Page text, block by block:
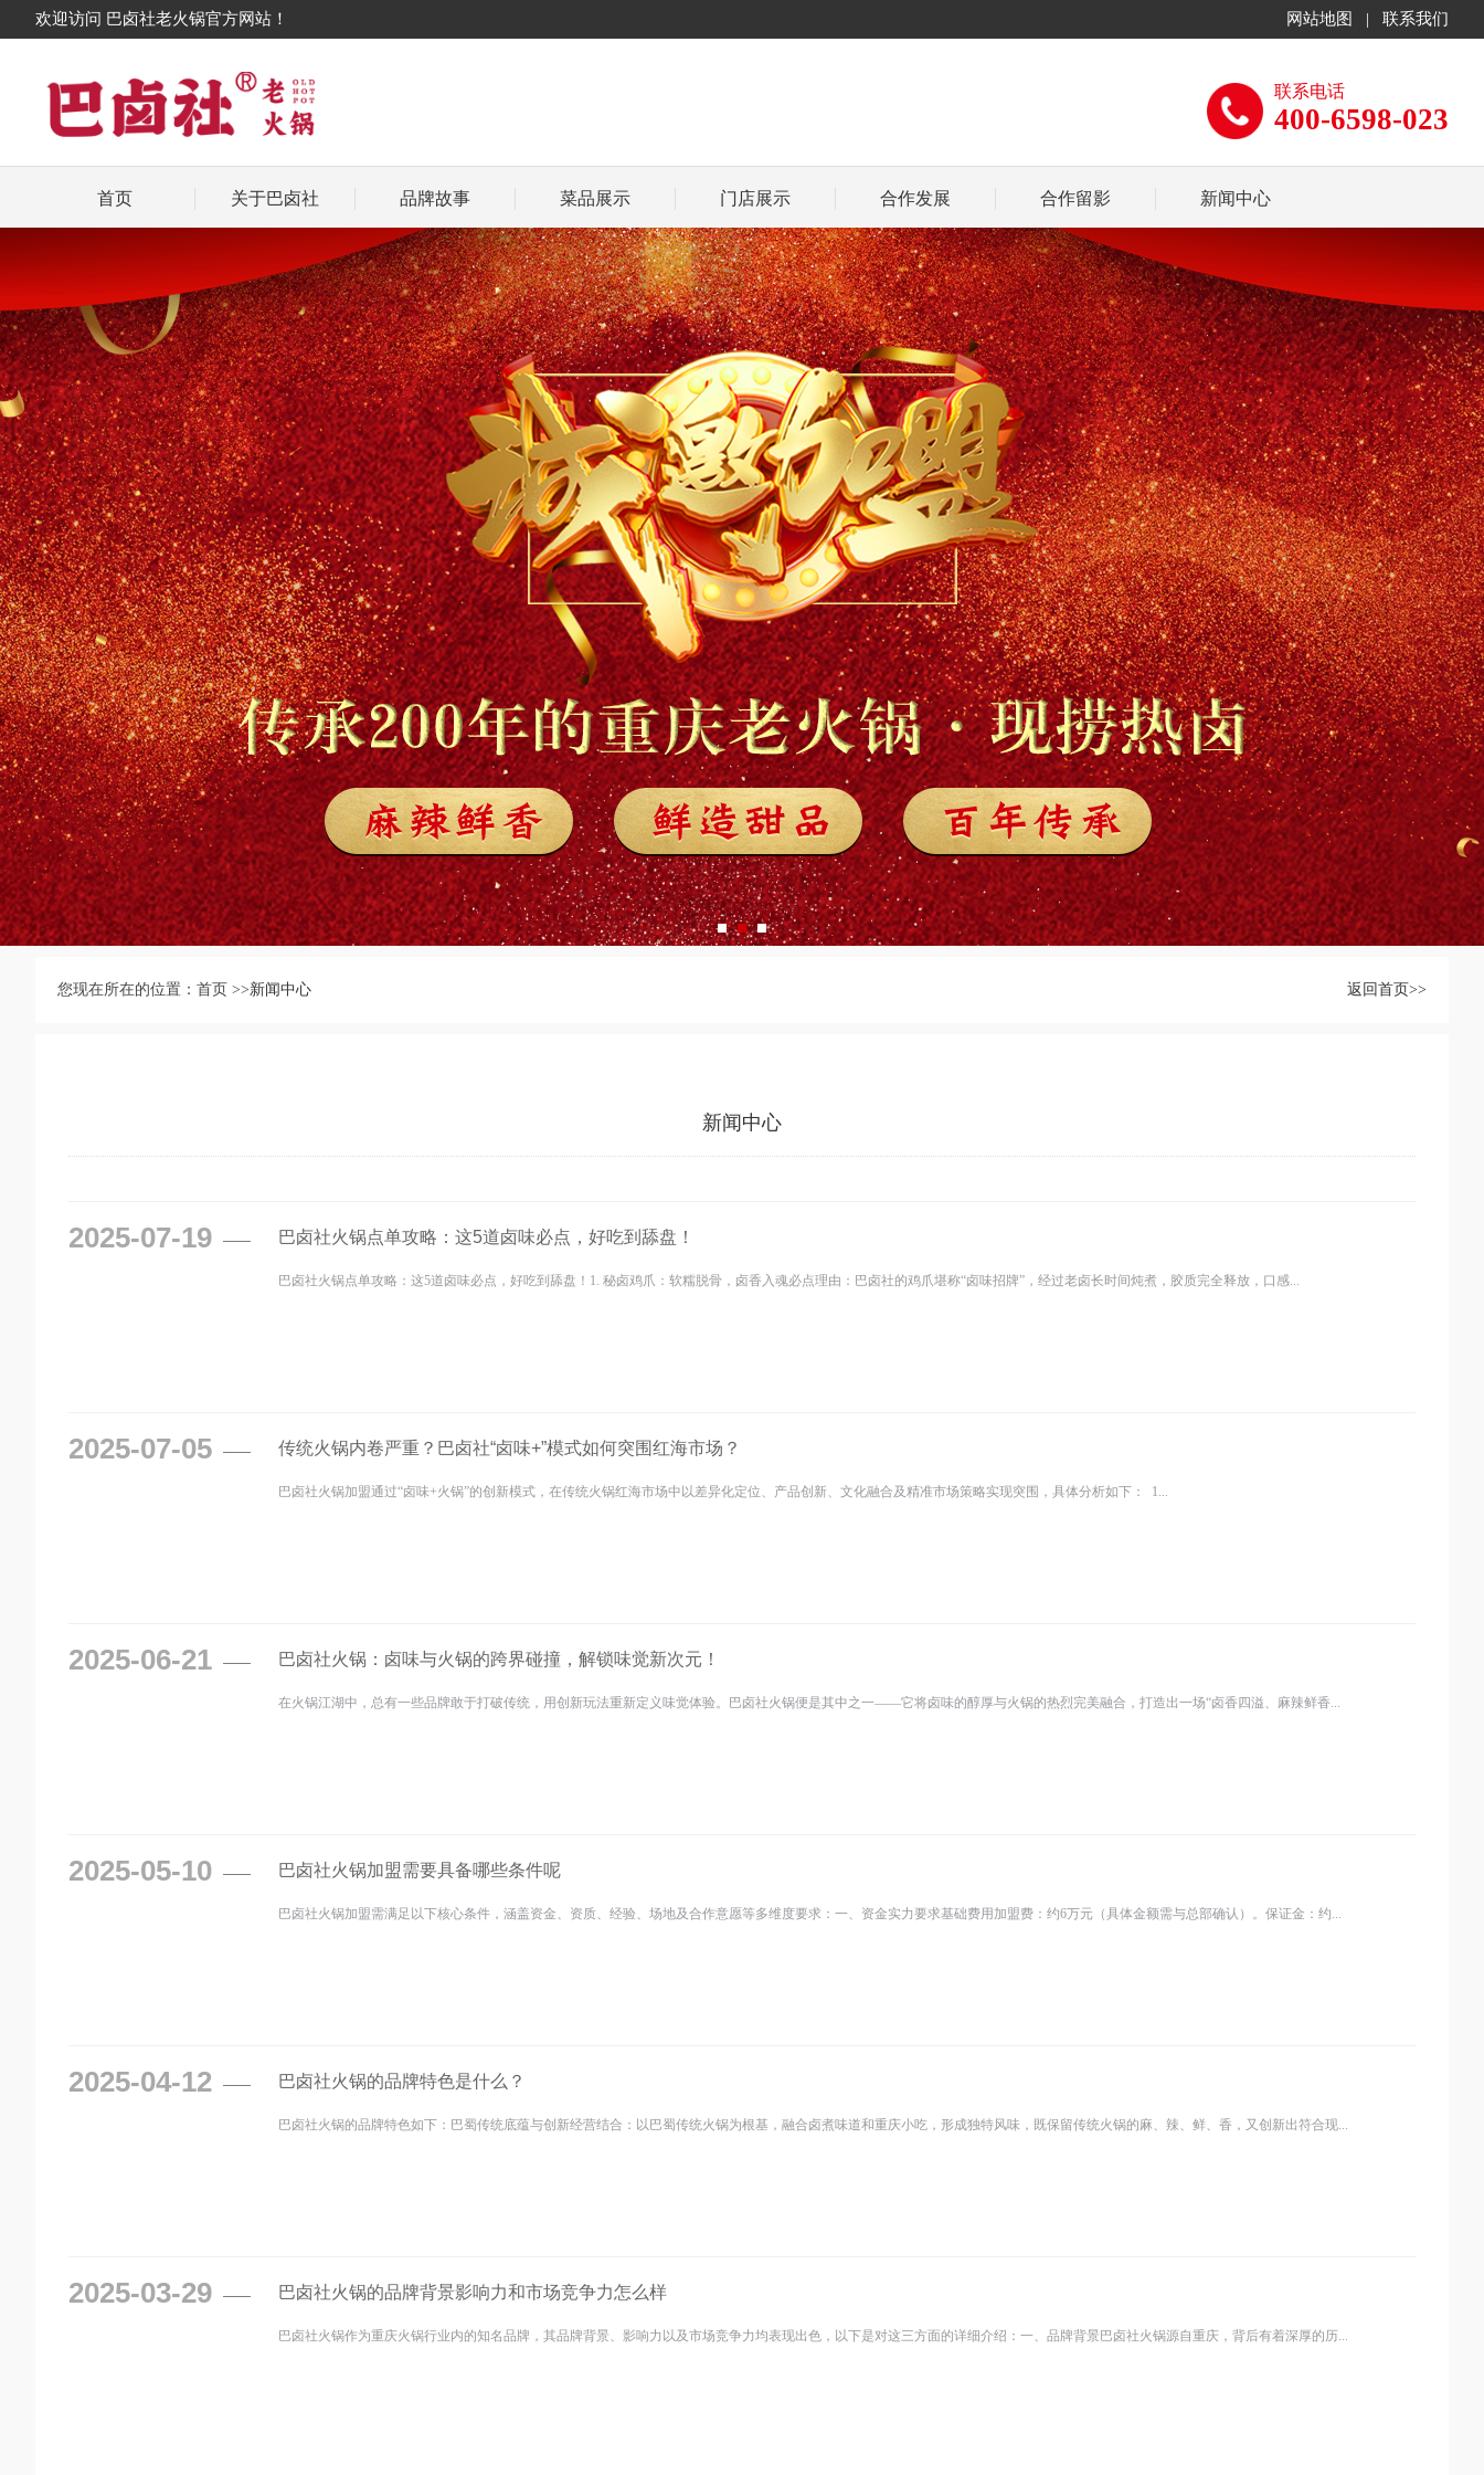
欢迎访问 巴卤社老火锅官方网站！ 网站地图 | 联系我们
联系电话
400-6598-023
首页 关于巴卤社 品牌故事 菜品展示 门店展示 合作发展 合作留影 新闻中心
返回首页>>
您现在所在的位置：首页 >>新闻中心
新闻中心
2025-07-19 巴卤社火锅点单攻略：这5道卤味必点，好吃到舔盘！
巴卤社火锅点单攻略：这5道卤味必点，好吃到舔盘！1. 秘卤鸡爪：软糯脱骨，卤香入魂必点理由：巴卤社的鸡爪堪称“卤味招牌”，经过老卤长时间炖煮，胶质完全释放，口感...
2025-07-05 传统火锅内卷严重？巴卤社“卤味+”模式如何突围红海市场？
巴卤社火锅加盟通过“卤味+火锅”的创新模式，在传统火锅红海市场中以差异化定位、产品创新、文化融合及精准市场策略实现突围，具体分析如下： 1...
2025-06-21 巴卤社火锅：卤味与火锅的跨界碰撞，解锁味觉新次元！
在火锅江湖中，总有一些品牌敢于打破传统，用创新玩法重新定义味觉体验。巴卤社火锅便是其中之一——它将卤味的醇厚与火锅的热烈完美融合，打造出一场“卤香四溢、麻辣鲜香...
2025-05-10 巴卤社火锅加盟需要具备哪些条件呢
巴卤社火锅加盟需满足以下核心条件，涵盖资金、资质、经验、场地及合作意愿等多维度要求：一、资金实力要求基础费用加盟费：约6万元（具体金额需与总部确认）。保证金：约...
2025-04-12 巴卤社火锅的品牌特色是什么？
巴卤社火锅的品牌特色如下：巴蜀传统底蕴与创新经营结合：以巴蜀传统火锅为根基，融合卤煮味道和重庆小吃，形成独特风味，既保留传统火锅的麻、辣、鲜、香，又创新出符合现...
2025-03-29 巴卤社火锅的品牌背景影响力和市场竞争力怎么样
巴卤社火锅作为重庆火锅行业内的知名品牌，其品牌背景、影响力以及市场竞争力均表现出色，以下是对这三方面的详细介绍：一、品牌背景巴卤社火锅源自重庆，背后有着深厚的历...